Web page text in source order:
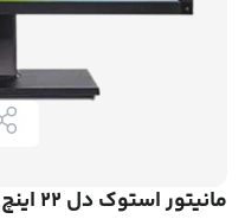
مانیتور استوک دل 22 اینچ گیمینگ DELL p2211ht 8x